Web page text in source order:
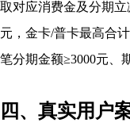
取对应消费金及分期
元，金卡/普卡最高合
笔分期金额≥3000元、
四、真实用户